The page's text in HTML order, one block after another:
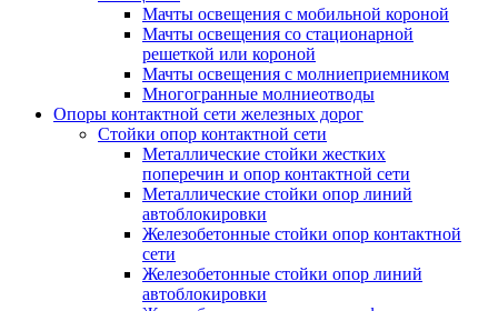
Мачты освещения с мобильной короной
Мачты освещения со стационарной
решеткой или короной
Мачты освещения с молниеприемником
Многогранные молниеотводы
Опоры контактной сети железных дорог
Стойки опор контактной сети
Металлические стойки жестких
поперечин и опор контактной сети
Металлические стойки опор линий
автоблокировки
Железобетонные стойки опор контактной
сети
Железобетонные стойки опор линий
автоблокировки